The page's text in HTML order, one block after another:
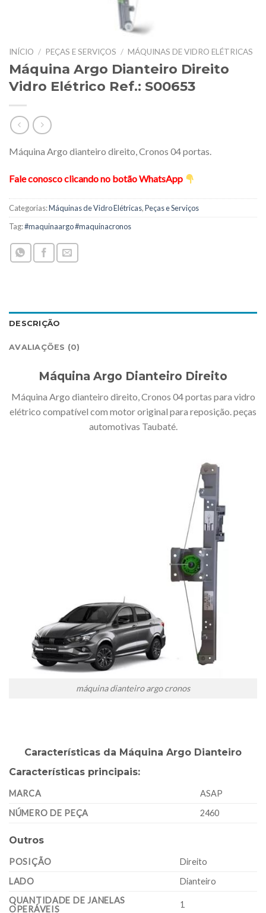
INÍCIO / PEÇAS E SERVIÇOS / MÁQUINAS DE VIDRO ELÉTRICAS
Máquina Argo Dianteiro Direito
Vidro Elétrico Ref.: S00653
Máquina Argo dianteiro direito, Cronos 04 portas.
Fale conosco clicando no botão WhatsApp
Categorias:Máquinas de Vidro Elétricas,Peças e Serviços
Tag:#maquinaargo #maquinacronos
DESCRIÇÃO
AVALIAÇÕES (0)
Máquina Argo Dianteiro Direito
Máquina Argo dianteiro direito, Cronos 04 portas para vidro
elétrico compatível com motor original para reposição. peças
automotivas Taubaté.
máquina dianteiro argo cronos
Características da Máquina Argo Dianteiro
Características principais:
MARCA
ASAP
NÚMERO DE PEÇA
2460
Outros
POSIÇÃO
Direito
LADO
Dianteiro
QUANTIDADE DE JANELAS
OPERÁVEIS
1